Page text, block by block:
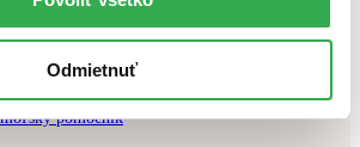
Odmietnuť
poradiť knihu?
pomocník